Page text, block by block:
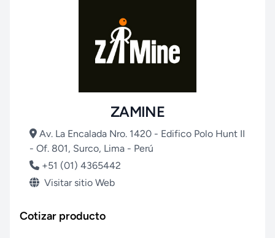
ZAMINE
Av. La Encalada Nro. 1420 - Edifico Polo Hunt II
- Of. 801, Surco, Lima - Perú
+51 (01) 4365442
Visitar sitio Web
Cotizar producto